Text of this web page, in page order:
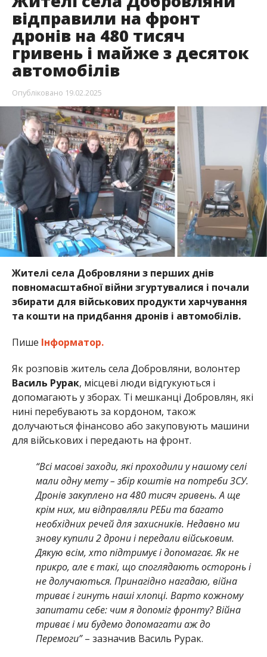
відправили на фронт
дронів на 480 тисяч
гривень і майже з десяток
автомобілів
Опубліковано 19.02.2025
Жителі села Добровляни з перших днів
повномасштабної війни згуртувалися і почали
збирати для військових продукти харчування
та кошти на придбання дронів і автомобілів.
Пише Інформатор.
Як розповів житель села Добровляни, волонтер
Василь Рурак, місцеві люди відгукуються і
допомагають у зборах. Ті мешканці Добровлян, які
нині перебувають за кордоном, також
долучаються фінансово або закуповують машини
для військових і передають на фронт.
“Всі масові заходи, які проходили у нашому селі
мали одну мету – збір коштів на потреби ЗСУ.
Дронів закуплено на 480 тисяч гривень. А ще
крім них, ми відправляли РЕБи та багато
необхідних речей для захисників. Недавно ми
знову купили 2 дрони і передали військовим.
Дякую всім, хто підтримує і допомагає. Як не
прикро, але є такі, що споглядають осторонь і
не долучаються. Принагідно нагадаю, війна
триває і гинуть наші хлопці. Варто кожному
запитати себе: чим я допоміг фронту? Війна
триває і ми будемо допомагати аж до
Перемоги”– зазначив Василь Рурак.